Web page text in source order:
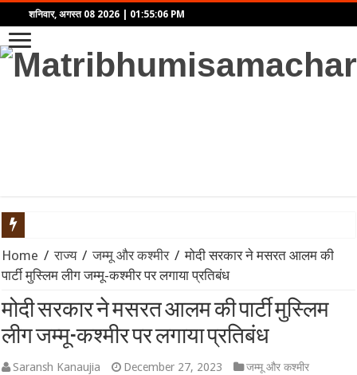
शनिवार, अगस्त 08 2026 01:55:06 PM
भारत सरकार का Meta पर बड़ा एक्शन: डीपफेक और प्रोपेगैंडा रोकने के
दिल्ली कैबिनेट का बड़ा फैसला: ‘दिल्ली प्राइवेट यूनिवर्सिटीज बिल 2026’
प्रयागराज में अबान अहमद के अंतिम संस्कार को लेकर सुरक्षा अलर्ट,
Spider-Man: Brand New Day का बॉक्स ऑफिस पर तूफान: दुनियाभर
Home / राज्य / जम्मू और कश्मीर / मोदी सरकार ने मसरत आलम की
पार्टी मुस्लिम लीग जम्मू-कश्मीर पर लगाया प्रतिबंध
मोदी सरकार ने मसरत आलम की पार्टी मुस्लिम
लीग जम्मू-कश्मीर पर लगाया प्रतिबंध
Saransh Kanaujia December 27, 2023 जम्मू और कश्मीर